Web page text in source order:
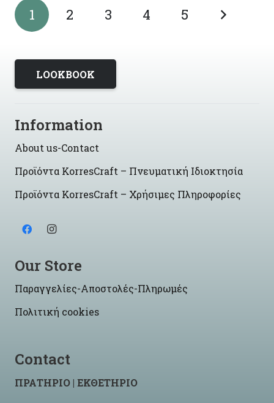
1 2 3 4 5
LOOKBOOK
Information
About us-Contact
Προϊόντα KorresCraft – Πνευματική Ιδιοκτησία
Προϊόντα KorresCraft – Χρήσιμες Πληροφορίες
Our Store
Παραγγελίες-Αποστολές-Πληρωμές
Πολιτική cookies
Contact
ΠΡΑΤΗΡΙΟ | ΕΚΘΕΤΗΡΙΟ